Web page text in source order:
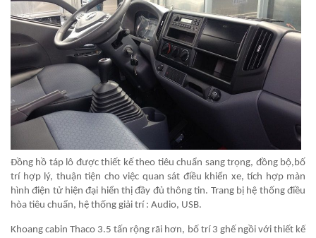
Đồng hồ táp lô được thiết kế theo tiêu chuẩn sang trọng, đồng bộ,bố
trí hợp lý, thuận tiện cho việc quan sát điều khiển xe, tích hợp màn
hình điện tử hiện đại hiển thị đầy đủ thông tin. Trang bị hệ thống điều
hòa tiêu chuẩn, hệ thống giải trí : Audio, USB.
Khoang cabin Thaco 3.5 tấn rộng rãi hơn, bố trí 3 ghế ngồi với thiết kế